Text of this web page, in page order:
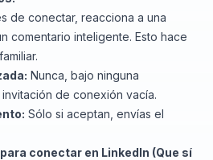
de conectar, reacciona a una
comentario inteligente. Esto hace
Nunca, bajo ninguna
de conexión vacía.
Sólo si aceptan, envías el
conectar en LinkedIn (Que sí